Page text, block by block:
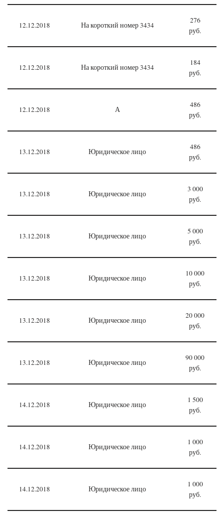
12.12.2018 На короткий номер 3434
276
руб.
12.12.2018 На короткий номер 3434
184
руб.
12.12.2018 А
486
руб.
13.12.2018 Юридическое лицо
486
руб.
13.12.2018 Юридическое лицо
3 000
руб.
13.12.2018 Юридическое лицо
5 000
руб.
13.12.2018 Юридическое лицо
10 000
руб.
13.12.2018 Юридическое лицо
20 000
руб.
13.12.2018 Юридическое лицо
90 000
руб.
14.12.2018 Юридическое лицо
1 500
руб.
14.12.2018 Юридическое лицо
1 000
руб.
14.12.2018 Юридическое лицо
1 000
руб.